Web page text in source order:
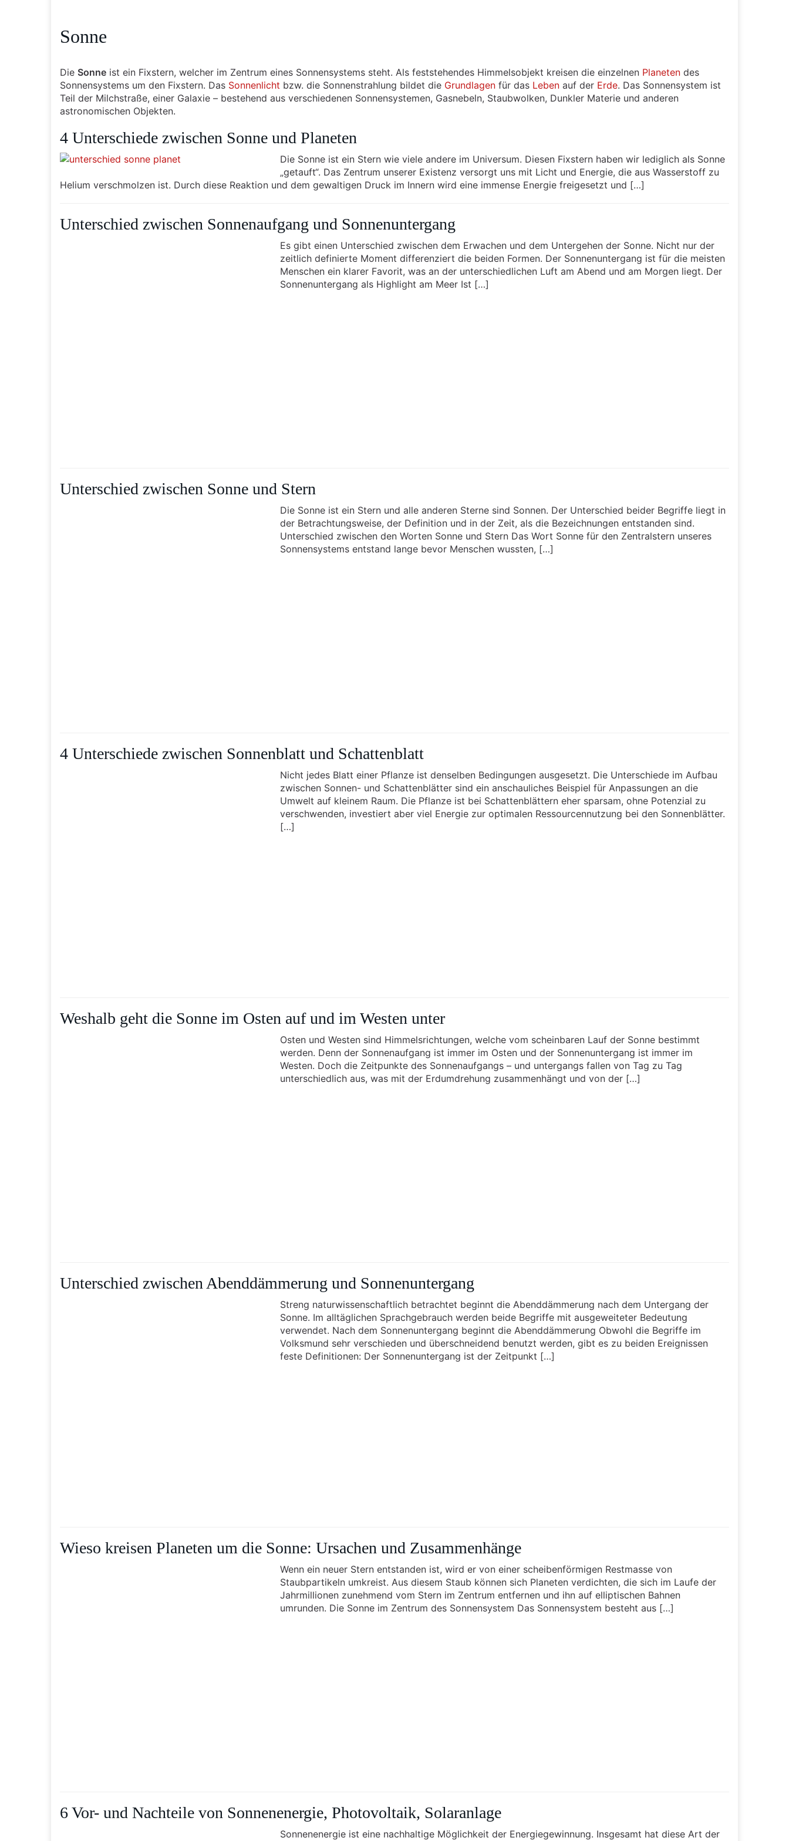
Sonne
Die Sonne ist ein Fixstern, welcher im Zentrum eines Sonnensystems steht. Als feststehendes Himmelsobjekt kreisen die einzelnen Planeten des
Sonnensystems um den Fixstern. Das Sonnenlicht bzw. die Sonnenstrahlung bildet die Grundlagen für das Leben auf der Erde. Das Sonnensystem ist
Teil der Milchstraße, einer Galaxie – bestehend aus verschiedenen Sonnensystemen, Gasnebeln, Staubwolken, Dunkler Materie und anderen
astronomischen Objekten.
4 Unterschiede zwischen Sonne und Planeten
Die Sonne ist ein Stern wie viele andere im Universum. Diesen Fixstern haben wir lediglich als Sonne
„getauft“. Das Zentrum unserer Existenz versorgt uns mit Licht und Energie, die aus Wasserstoff zu
Helium verschmolzen ist. Durch diese Reaktion und dem gewaltigen Druck im Innern wird eine immense Energie freigesetzt und […]
Unterschied zwischen Sonnenaufgang und Sonnenuntergang
Es gibt einen Unterschied zwischen dem Erwachen und dem Untergehen der Sonne. Nicht nur der
zeitlich definierte Moment differenziert die beiden Formen. Der Sonnenuntergang ist für die meisten
Menschen ein klarer Favorit, was an der unterschiedlichen Luft am Abend und am Morgen liegt. Der
Sonnenuntergang als Highlight am Meer Ist […]
Unterschied zwischen Sonne und Stern
Die Sonne ist ein Stern und alle anderen Sterne sind Sonnen. Der Unterschied beider Begriffe liegt in
der Betrachtungsweise, der Definition und in der Zeit, als die Bezeichnungen entstanden sind.
Unterschied zwischen den Worten Sonne und Stern Das Wort Sonne für den Zentralstern unseres
Sonnensystems entstand lange bevor Menschen wussten, […]
4 Unterschiede zwischen Sonnenblatt und Schattenblatt
Nicht jedes Blatt einer Pflanze ist denselben Bedingungen ausgesetzt. Die Unterschiede im Aufbau
zwischen Sonnen- und Schattenblätter sind ein anschauliches Beispiel für Anpassungen an die
Umwelt auf kleinem Raum. Die Pflanze ist bei Schattenblättern eher sparsam, ohne Potenzial zu
verschwenden, investiert aber viel Energie zur optimalen Ressourcennutzung bei den Sonnenblätter.
[…]
Weshalb geht die Sonne im Osten auf und im Westen unter
Osten und Westen sind Himmelsrichtungen, welche vom scheinbaren Lauf der Sonne bestimmt
werden. Denn der Sonnenaufgang ist immer im Osten und der Sonnenuntergang ist immer im
Westen. Doch die Zeitpunkte des Sonnenaufgangs – und untergangs fallen von Tag zu Tag
unterschiedlich aus, was mit der Erdumdrehung zusammenhängt und von der […]
Unterschied zwischen Abenddämmerung und Sonnenuntergang
Streng naturwissenschaftlich betrachtet beginnt die Abenddämmerung nach dem Untergang der
Sonne. Im alltäglichen Sprachgebrauch werden beide Begriffe mit ausgeweiteter Bedeutung
verwendet. Nach dem Sonnenuntergang beginnt die Abenddämmerung Obwohl die Begriffe im
Volksmund sehr verschieden und überschneidend benutzt werden, gibt es zu beiden Ereignissen
feste Definitionen: Der Sonnenuntergang ist der Zeitpunkt […]
Wieso kreisen Planeten um die Sonne: Ursachen und Zusammenhänge
Wenn ein neuer Stern entstanden ist, wird er von einer scheibenförmigen Restmasse von
Staubpartikeln umkreist. Aus diesem Staub können sich Planeten verdichten, die sich im Laufe der
Jahrmillionen zunehmend vom Stern im Zentrum entfernen und ihn auf elliptischen Bahnen
umrunden. Die Sonne im Zentrum des Sonnensystem Das Sonnensystem besteht aus […]
6 Vor- und Nachteile von Sonnenenergie, Photovoltaik, Solaranlage
Sonnenenergie ist eine nachhaltige Möglichkeit der Energiegewinnung. Insgesamt hat diese Art der